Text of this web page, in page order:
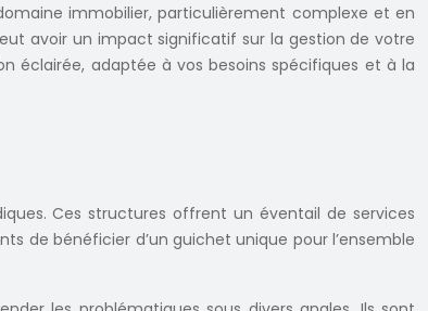
immobilier, particulièrement complexe et en
avoir un impact significatif sur la gestion de votre
éclairée, adaptée à vos besoins spécifiques et à la
Ces structures offrent un éventail de services
de bénéficier d’un guichet unique pour l’ensemble